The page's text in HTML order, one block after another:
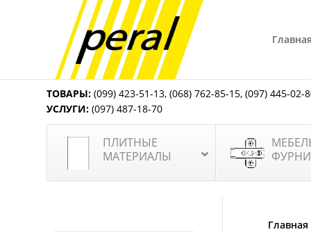
Главная
ТОВАРЫ: (099) 423-51-13,(068) 762-85-15,(097) 445-02-
УСЛУГИ: (097) 487-18-70
ПЛИТНЫЕ
МАТЕРИАЛЫ
Главная